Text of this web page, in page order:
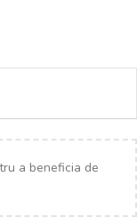
a beneficia de